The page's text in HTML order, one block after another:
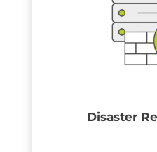
Disaster